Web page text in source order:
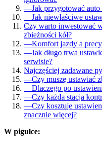
—Jak przygotować
—Jak niewłaściwe
Czy warto inwestować
zbieżności kół?
—Komfort jazdy a
—Jak długo trwa
serwisie?
Najczęściej zadawane
—Czy muszę ustawiać
—Dlaczego po
—Czy każda stacja
—Czy kosztuje
znacznie więcej?
W pigułce: